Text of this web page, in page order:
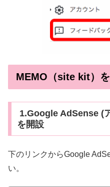
MEMO（site kit）
1.Google AdSense (
を開設
下のリンクからGoogle
い。